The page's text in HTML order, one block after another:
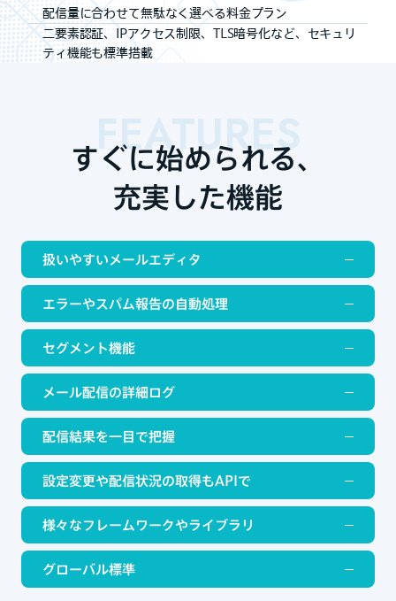
配信量に合わせて無駄なく選べる料金プラン
二要素認証、IPアクセス制限、TLS暗号化など、セキュリ
ティ機能も標準搭載
FEATURES
すぐに始められる、
充実した機能
扱いやすいメールエディタ
ドラッグ＆ドロップでレスポンシブなメールを簡単作成
HTMLをイチから書けるコードエディタも提供
エラーやスパム報告の自動処理
エラーの種類を自動で見分けて適切に対処
スパム報告や配信停止の対応も手間いらず
セグメント機能
特定の条件を満たしたメールアドレスを簡単にリスト抽出
メール配信の詳細ログ
到達状況、開封、配信停止などの確認、不達時の原因究明も簡
単に配信結果を一目で把握
日々の送信状況やその推移をグラフ表示
統計データはAPI経由でも取得可能
設定変更や配信状況の取得もAPIで
豊富なAPIでシステムへの組み込みも自由自在
配信状況もWebhookでリアルタイムに連携
様々なフレームワークやライブラリ
Python、Java、C#、PHP、Go、Ruby、Node.jsなどにも対
グローバル標準